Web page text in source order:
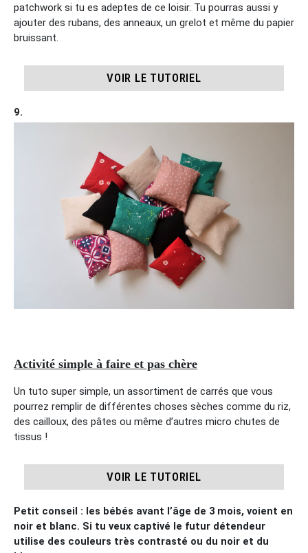
patchwork si tu es adeptes de ce loisir. Tu pourras aussi y
ajouter des rubans, des anneaux, un grelot et même du papier
bruissant.
VOIR LE TUTORIEL
9.
Activité simple à faire et pas chère
Un tuto super simple, un assortiment de carrés que vous
pourrez remplir de différentes choses sèches comme du riz,
des cailloux, des pâtes ou même d’autres micro chutes de
tissus !
VOIR LE TUTORIEL
Petit conseil : les bébés avant l’âge de 3 mois, voient en
noir et blanc. Si tu veux captivé le futur détendeur
utilise des couleurs très contrasté ou du noir et du